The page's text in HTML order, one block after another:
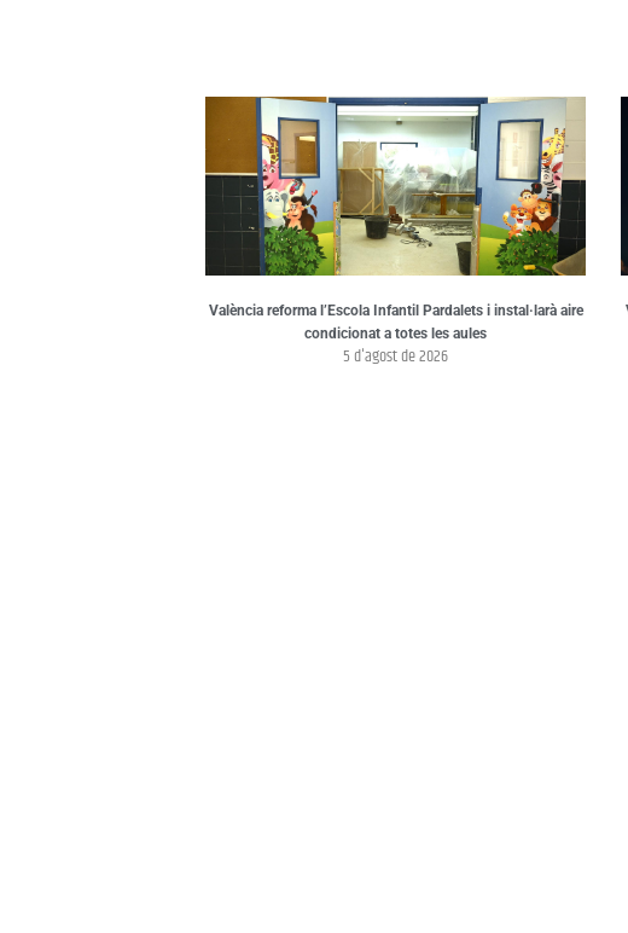
València reforma l’Escola Infantil Pardalets i instal·larà aire
condicionat a totes les aules
5 d'agost de 2026